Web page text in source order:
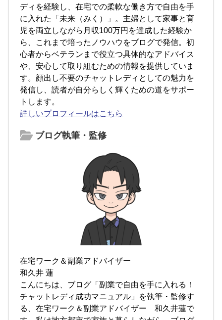
ディを経験し、在宅での柔軟な働き方で自由を手
に入れた「未来（みく）」。主婦として家事と育
児を両立しながら月収100万円を達成した経験か
ら、これまで培ったノウハウをブログで発信。初
心者からベテランまで役立つ具体的なアドバイス
や、安心して取り組むための情報を提供していま
す。顔出し不要のチャットレディとしての魅力を
発信し、読者が自分らしく輝くための道をサポー
トします。
詳しいプロフィールはこちら
ブログ執筆・監修
在宅ワーク＆副業アドバイザー
和久井 蓮
こんにちは、ブログ「副業で自由を手に入れる！
チャットレディ成功マニュアル」を執筆・監修す
る、在宅ワーク＆副業アドバイザー 和久井蓮で